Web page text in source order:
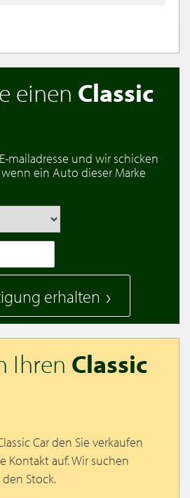
einen Classic
mailadresse und wir schicken
ein Auto dieser Marke
erhalten
Ihren Classic
Car den Sie verkaufen
Kontakt auf. Wir suchen
Stock.